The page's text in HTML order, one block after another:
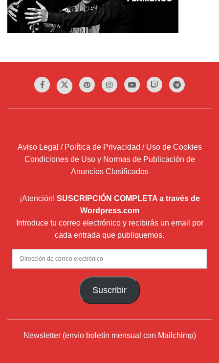
Aviso Legal / Política de Privacidad / Uso de Cookies
Condiciones de Uso y Normas de Publicación de
Anuncios Clasificados
¡Atención! SUSCRIPCIÓN COMPLETA a través de
Wordpress.com
Introduce tu correo electrónico y recibirás un email por
cada entrada que publiquemos.
Dirección
de
Suscribir
Newsletter (envío boletín mensual con Mailchimp)